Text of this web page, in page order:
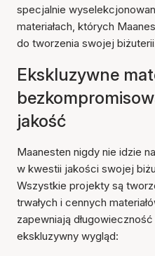
specjalnie
materiałach, których
do tworzenia swojej
Ekskluzywne
jakość
Maanesten nigdy nie idzie
w kwestii jakości swojej
Wszystkie projekty są
trwałych i cennych
zapewniają długowieczność
ekskluzywny wygląd: